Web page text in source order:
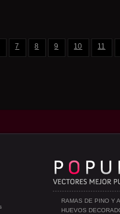
7 8 9 10 11
RAMAS DE PINO Y
HUEVOS